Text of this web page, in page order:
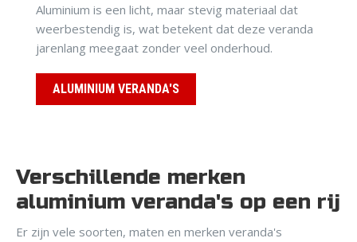
Aluminium is een licht, maar stevig materiaal dat
weerbestendig is, wat betekent dat deze veranda
jarenlang meegaat zonder veel onderhoud.
ALUMINIUM VERANDA'S
Verschillende merken
aluminium veranda's op een rij
Er zijn vele soorten, maten en merken veranda's